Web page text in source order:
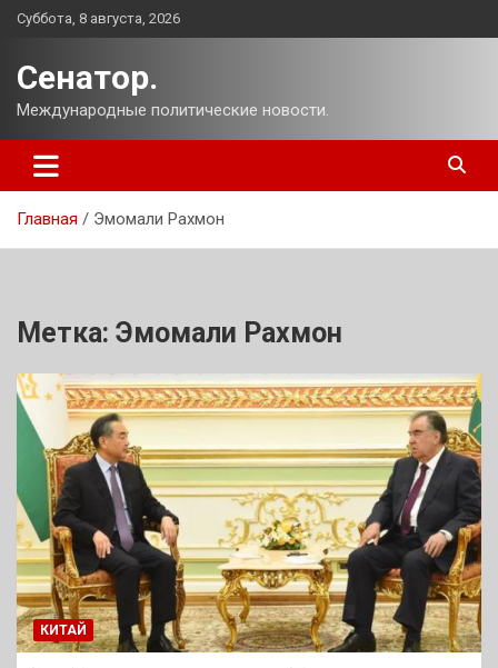
Перейти
Суббота, 8 августа, 2026
Сенатор.
Международные политические новости.
Главная Эмомали Рахмон
Метка: Эмомали Рахмон
КИТАЙ